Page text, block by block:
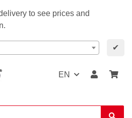
to see prices and
✔
EN